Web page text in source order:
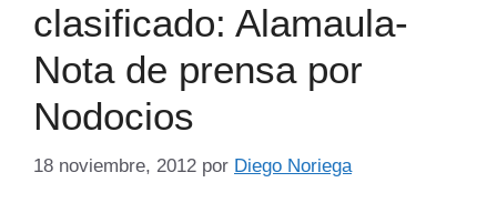
clasificado: Alamaula-
Nota de prensa por
Nodocios
18 noviembre, 2012 por Diego Noriega